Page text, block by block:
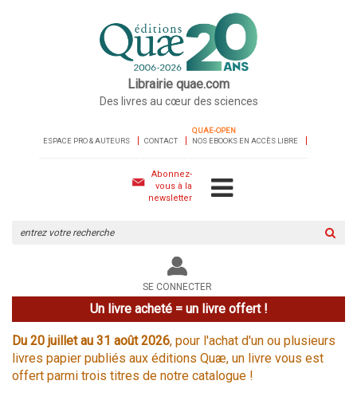
Librairie quae.com
Des livres au cœur des sciences
ESPACE PRO & AUTEURS CONTACT
QUAE-OPEN
NOS EBOOKS EN ACCÈS LIBRE
Abonnez-
vous à la
newsletter
le
site
SE CONNECTER
Un livre acheté = un livre offert !
Du 20 juillet au 31 août 2026, pour l'achat d'un ou plusieurs
livres papier publiés aux éditions Quæ, un livre vous est
offert parmi trois titres de notre catalogue !